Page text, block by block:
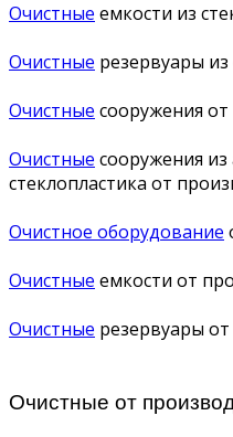
Очистные емкости из
Очистные резервуары из
Очистные сооружения
Очистные сооружения
стеклопластика от
Очистное оборудование
Очистные емкости от
Очистные резервуары
Очистные от